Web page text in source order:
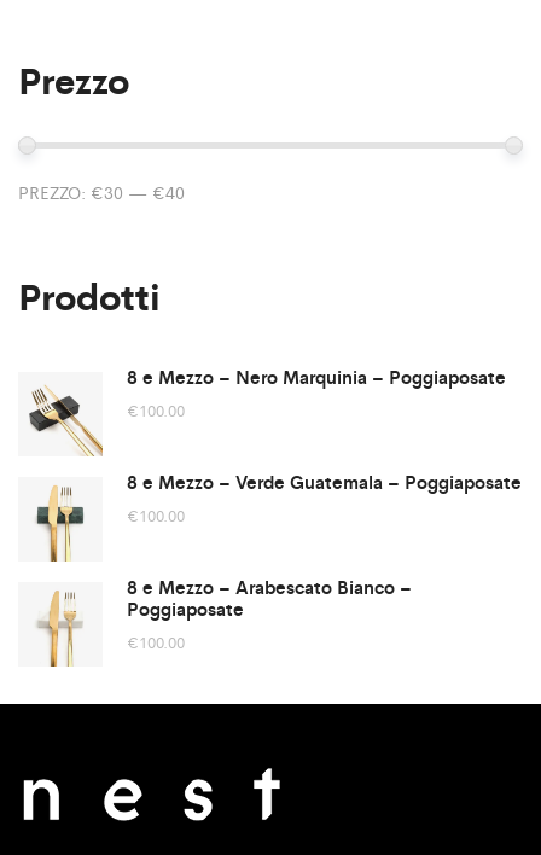
Prezzo
PREZZO: €30 — €40
Prodotti
8 e Mezzo – Nero Marquinia – Poggiaposate
€100.00
8 e Mezzo – Verde Guatemala – Poggiaposate
€100.00
8 e Mezzo – Arabescato Bianco –
Poggiaposate
€100.00